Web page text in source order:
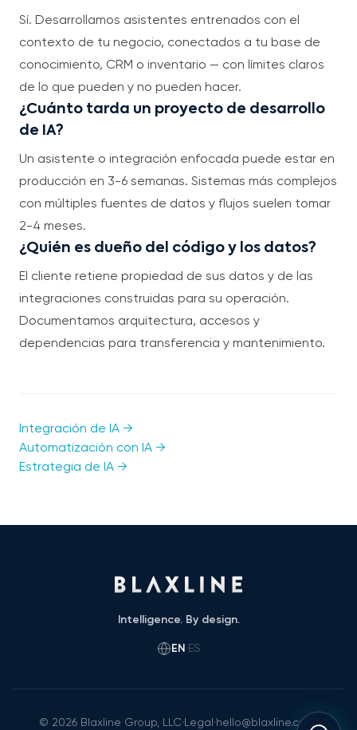
Sí. Desarrollamos asistentes entrenados con el
contexto de tu negocio, conectados a tu base de
conocimiento, CRM o inventario — con límites claros
de lo que pueden y no pueden hacer.
¿Cuánto tarda un proyecto de desarrollo
de IA?
Un asistente o integración enfocada puede estar en
producción en 3-6 semanas. Sistemas más complejos
con múltiples fuentes de datos y flujos suelen tomar
2-4 meses.
¿Quién es dueño del código y los datos?
El cliente retiene propiedad de sus datos y de las
integraciones construidas para su operación.
Documentamos arquitectura, accesos y
dependencias para transferencia y mantenimiento.
Integración de IA →
Automatización con IA →
Estrategia de IA →
Intelligence. By design.
EN · ES
© 2026Blaxline Group, LLC· Legal · hello@blaxline.com·